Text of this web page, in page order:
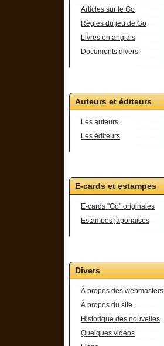
Articles sur le Go
Règles du jeu de Go
Livres en anglais
Documents divers
Auteurs et éditeurs
Les auteurs
Les éditeurs
E-cards et estampes
E-cards "Go" originales
Estampes japonaises
Divers
À propos des webmasters
À propos du site
Historique des nouvelles
Quelques vidéos